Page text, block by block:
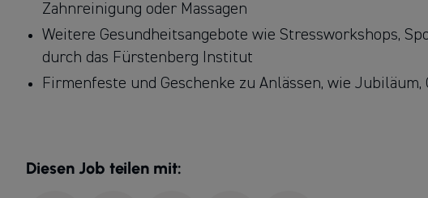
Zahnreinigung oder Massagen
Weitere Gesundheitsangebote wie Stressworkshops,
durch das Fürstenberg Institut
Firmenfeste und Geschenke zu Anlässen, wie Jubiläum,
Diesen Job teilen mit: